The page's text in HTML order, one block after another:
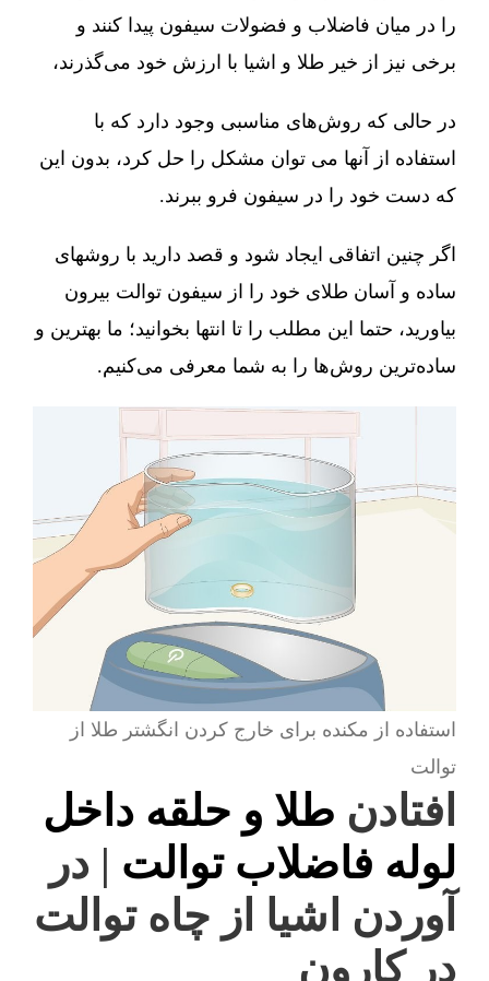
را در میان فاضلاب و فضولات سیفون پیدا کنند و
برخی نیز از خیر طلا و اشیا با ارزش خود می‌گذرند،
در حالی که روش‌های مناسبی وجود دارد که با
استفاده از آنها می توان مشکل را حل کرد، بدون این
که دست خود را در سیفون فرو ببرند.
اگر چنین اتفاقی ایجاد شود و قصد دارید با روشهای
ساده و آسان طلای خود را از سیفون توالت بیرون
بیاورید، حتما این مطلب را تا انتها بخوانید؛ ما بهترین و
ساده‌ترین روش‌ها را به شما معرفی می‌کنیم.
استفاده از مکنده برای خارج کردن انگشتر طلا از
توالت
افتادن طلا و حلقه داخل
لوله فاضلاب توالت | در
آوردن اشیا از چاه توالت
در کارون